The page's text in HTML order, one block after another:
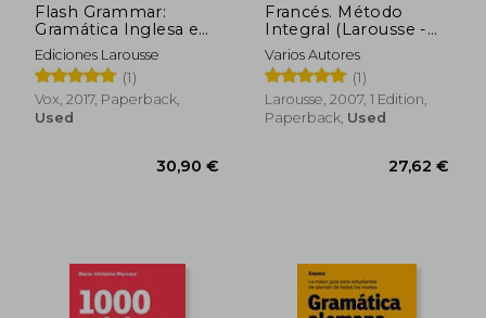
Flash Grammar:
Gramática Inglesa en
Infografías (in
Spanish)
Ediciones Larousse
(1)
Vox, 2017, Paperback,
Used
Francés. Método
Integral (Larousse -
Métodos Integrales)
(in Spanish)
Varios Autores
(1)
Larousse, 2007, 1 Edition,
Paperback, Used